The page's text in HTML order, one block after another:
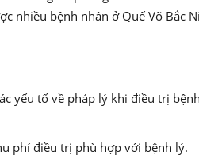
nhiều bệnh nhân ở Quế Võ Bắc
yếu tố về pháp lý khi điều trị
phí điều trị phù hợp với bệnh lý.